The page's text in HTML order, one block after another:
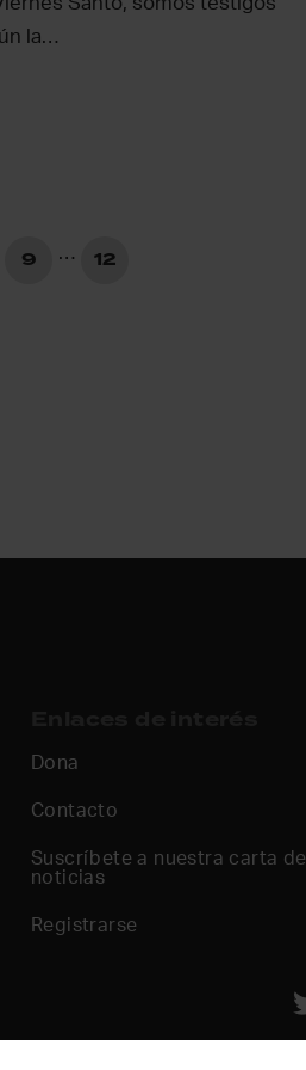
la…
9 … 12
Dona
Contacto
Suscríbete a nuestra carta de
noticias
Registrarse